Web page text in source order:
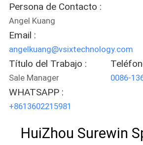
MAPA
DEL
SITIO
PRIVACY
POLICY
Persona de Contacto :
Angel Kuang
Email :
angelkuang@vsixtechnology.com
Título del Trabajo :
Sale Manager 0086-
WHATSAPP :
+8613602215981
HuiZhou Surewin